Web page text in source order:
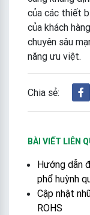
của các thiết
của khách
chuyên sâu
năng ưu việt.
Chia sẻ:
BÀI VIẾT LIÊN
Hướng dẫn
phổ huỳnh
Cập nhật
ROHS